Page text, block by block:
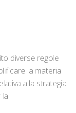
diverse regole
la materia
alla strategia